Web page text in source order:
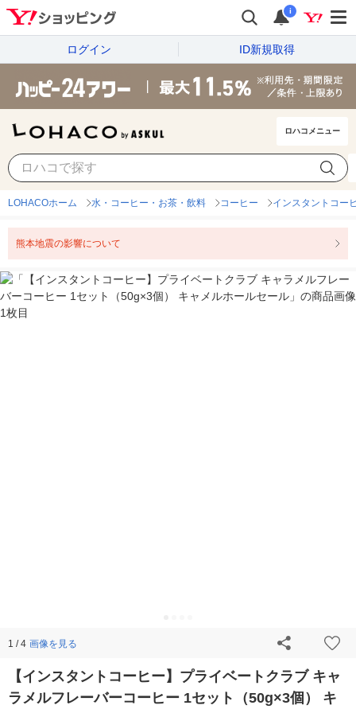
i
ログイン ID新規取得
ロハコメニュー
LOHACOホーム 水・コーヒー・お茶・飲料 コーヒー インスタントコー
熊本地震の影響について
1 / 4 画像を見る
【インスタントコーヒー】プライベートクラブ キャ
ラメルフレーバーコーヒー 1セット（50g×3個） キ